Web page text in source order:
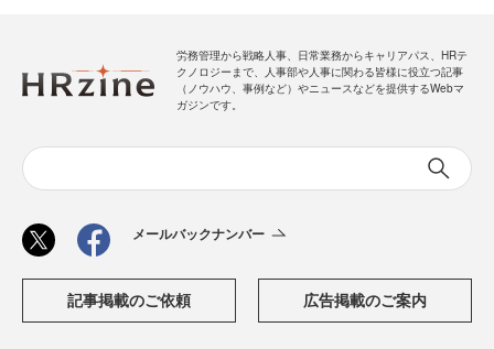
労務管理から戦略人事、日常業務からキャリアパス、HRテ
クノロジーまで、人事部や人事に関わる皆様に役立つ記事
（ノウハウ、事例など）やニュースなどを提供するWebマ
ガジンです。
メールバックナンバー
記事掲載のご依頼 広告掲載のご案内